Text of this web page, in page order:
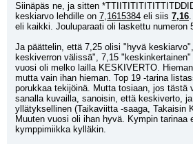
Siinäpäs ne, ja sitten
keskiarvo lehdille on 7,1615384 eli siis 7,16
eli kaikki. Jouluparaati oli laskettu numeron
Ja päättelin, että 7,25 olisi "hyvä
keskiverron välissä", 7,15
vuosi oli melko lailla KESKIVERTO.
mutta vain ihan hieman. Top 19 -tarina
porukkaa tekijöinä. Mutta tosiaan, jos tästä
sanalla kuvailla, sanoisin, että keskiverto,
yllätyksellinen (Taikaviitta -saaga, Takaisin
Muuten vuosi oli ihan hyvä. Kympin tarinaa
kymppimiikka kylläkin.